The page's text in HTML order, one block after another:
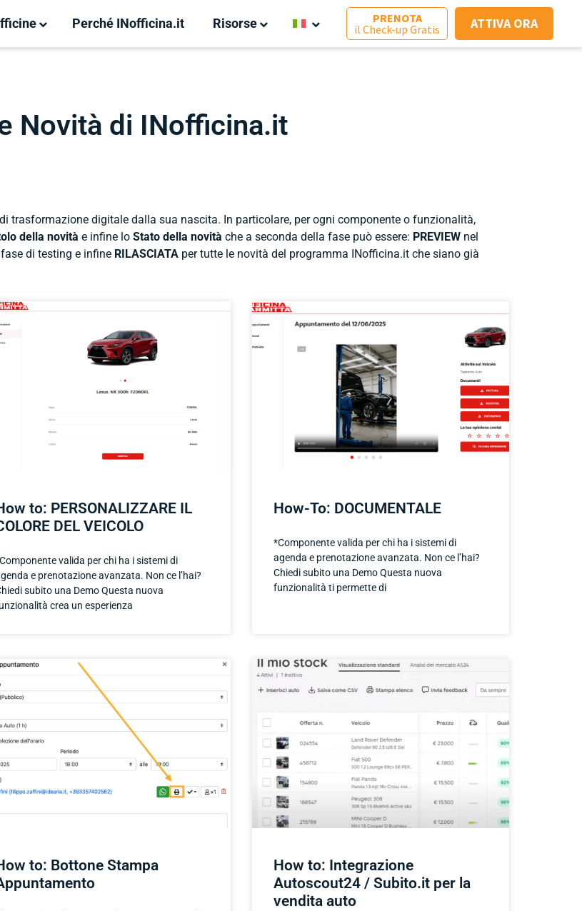
PRENOTA
il Check-up Gratis
ATTIVA ORA
Perché INofficina.it Risorse
Novità di INofficina.it
trasformazione digitale dalla sua nascita. In particolare, per ogni componente o funzionalità,
della novità e infine lo Stato della novità che a seconda della fase può essere: PREVIEW nel
di testing e infine RILASCIATA per tutte le novità del programma INofficina.it che siano già
to: PERSONALIZZARE IL
DEL VEICOLO
valida per chi ha i sistemi di
e prenotazione avanzata. Non ce l’hai?
subito una Demo Questa nuova
crea un esperienza
How-To: DOCUMENTALE
*Componente valida per chi ha i sistemi di
agenda e prenotazione avanzata. Non ce l’hai?
Chiedi subito una Demo Questa nuova
funzionalità ti permette di
to: Bottone Stampa
How to: Integrazione
Autoscout24 / Subito.it per la
vendita auto